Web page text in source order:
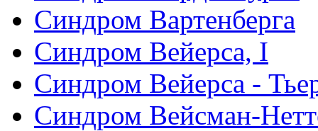
Синдром Вартенберга
Синдром Вейерса, I
Синдром Вейерса -
Синдром Вейсман-